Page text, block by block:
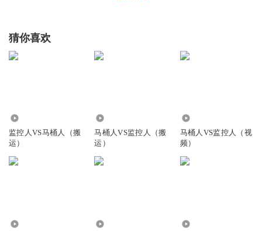
猜你喜欢
监控人VS马桶人（搬
运）
马桶人VS监控人（搬
运）
马桶人VS监控人（视
频）